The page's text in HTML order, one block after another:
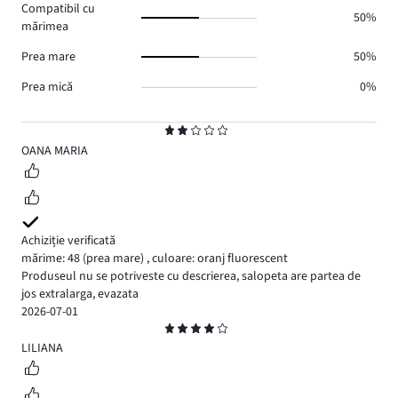
2
OANA MARIA
Achiziție verificată
mărime: 48 (prea mare) ,culoare: oranj fluorescent
Produseul nu se potriveste cu descrierea, salopeta are partea de
jos extralarga, evazata
2026-07-01
4LILIANA
Compatibil cu
mărimea
50%
Prea mare
50%
Prea mică
0%